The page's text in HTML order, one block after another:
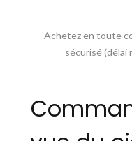
Achetez en toute
sécurisé (délai